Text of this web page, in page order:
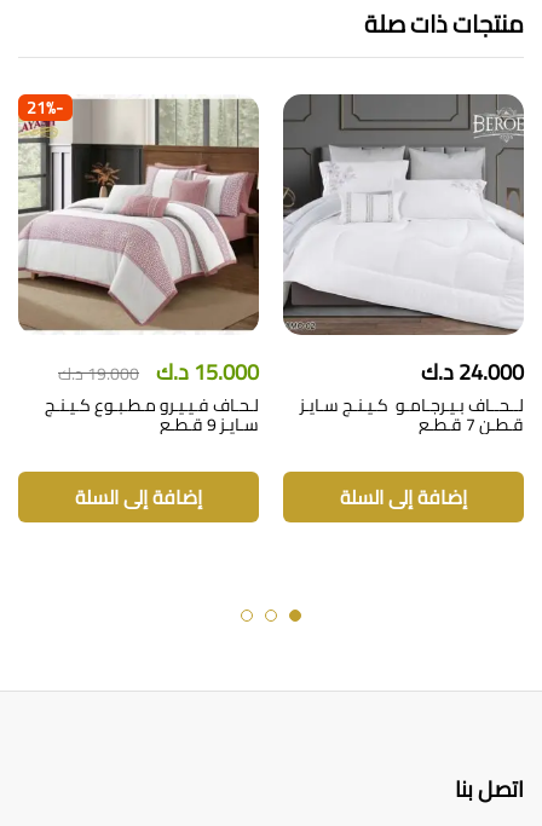
منتجات ذات صلة
24.000د.ك
لــحــاف بـيـرجـامـو كـيـنـج سـايـز
قـطـن 7 قـطـع
إضافة إلى السلة
-
21%
15.000د.ك 19.000د.ك
لـحـاف فـيـيـرو مـطـبـوع كـيـنـج
سـايـز 9 قـطـع
إضافة إلى السلة
اتصل بنا